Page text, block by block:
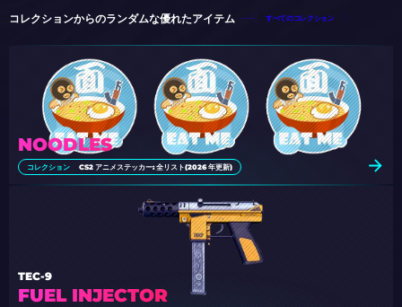
コレクションからのランダムな優れたアイテム すべてのコレクション
NOODLES
コレクション CS2 アニメステッカー: 全リスト(2026 年更新)
FUEL INJECTOR
TEC-9